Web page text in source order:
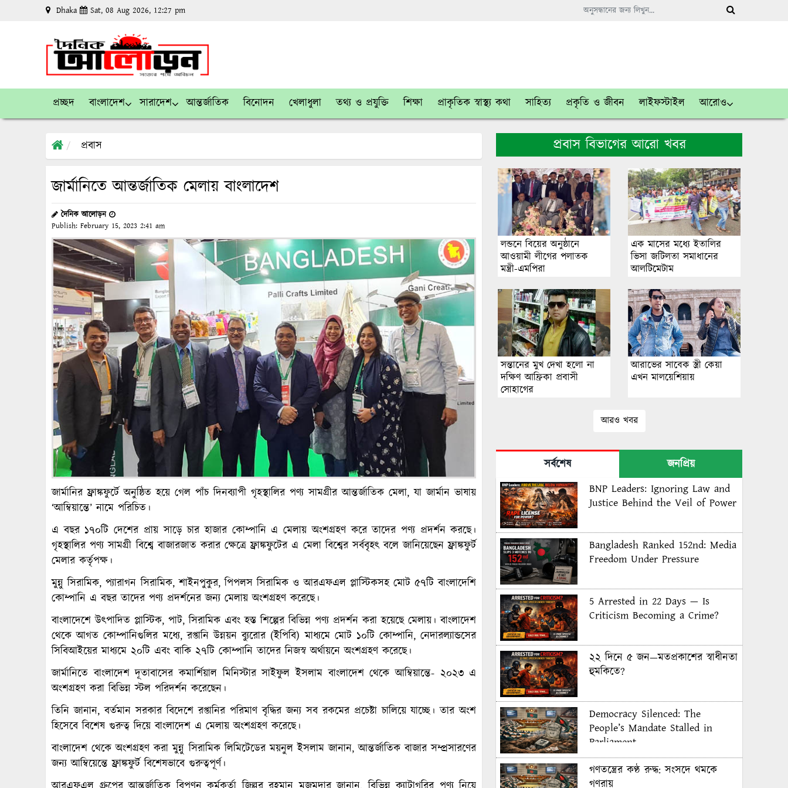
Dhaka Sat, 08 Aug 2026, 12:27 pm
প্রচ্ছদ বাংলাদেশ সারাদেশ আন্তর্জাতিক বিনোদন খেলাধুলা তথ্য ও প্রযুক্তি শিক্ষা প্রাকৃতিক স্বাস্থ্য কথা সাহিত্য প্রকৃতি ও জীবন লাইফস্টাইল আরোও
প্রবাস
জার্মানিতে আন্তর্জাতিক মেলায় বাংলাদেশ
দৈনিক আলোড়ন
Publish: February 15, 2023 2:41 am
জার্মানির ফ্রাঙ্কফুর্টে অনুষ্ঠিত হয়ে গেল পাঁচ দিনব্যাপী গৃহস্থালির পণ্য সামগ্রীর আন্তর্জাতিক মেলা, যা জার্মান ভাষায়
‘আম্বিয়ান্তে’ নামে পরিচিত।
এ বছর ১৭০টি দেশের প্রায় সাড়ে চার হাজার কোম্পানি এ মেলায় অংশগ্রহণ করে তাদের পণ্য প্রদর্শন করছে।
গৃহস্থালির পণ্য সামগ্রী বিশ্বে বাজারজাত করার ক্ষেত্রে ফ্রাঙ্কফুটের এ মেলা বিশ্বের সর্ববৃহৎ বলে জানিয়েছেন ফ্রাঙ্কফুর্ট
মেলার কর্তৃপক্ষ।
মুন্নু সিরামিক, প্যারাগন সিরামিক, শাইনপুকুর, পিপলস সিরামিক ও আরএফএল প্লাস্টিকসহ মোট ৫৭টি বাংলাদেশি
কোম্পানি এ বছর তাদের পণ্য প্রদর্শনের জন্য মেলায় অংশগ্রহণ করেছে।
বাংলাদেশে উৎপাদিত প্লাস্টিক, পাট, সিরামিক এবং হস্ত শিল্পের বিভিন্ন পণ্য প্রদর্শন করা হয়েছে মেলায়। বাংলাদেশ
থেকে আগত কোম্পানিগুলির মধ্যে, রপ্তানি উন্নয়ন ব্যুরোর (ইপিবি) মাধ্যমে মোট ১০টি কোম্পানি, নেদারল্যান্ডসের
সিবিআইয়ের মাধ্যমে ২০টি এবং বাকি ২৭টি কোম্পানি তাদের নিজস্ব অর্থায়নে অংশগ্রহণ করেছে।
জার্মানিতে বাংলাদেশ দূতাবাসের কমার্শিয়াল মিনিস্টার সাইফুল ইসলাম বাংলাদেশ থেকে আম্বিয়ান্তে- ২০২৩ এ
অংশগ্রহণ করা বিভিন্ন স্টল পরিদর্শন করেছেন।
তিনি জানান, বর্তমান সরকার বিদেশে রপ্তানির পরিমাণ বৃদ্ধির জন্য সব রকমের প্রচেষ্টা চালিয়ে যাচ্ছে। তার অংশ
হিসেবে বিশেষ গুরুত্ব দিয়ে বাংলাদেশ এ মেলায় অংশগ্রহণ করেছে।
বাংলাদেশ থেকে অংশগ্রহণ করা মুন্নু সিরামিক লিমিটেডের ময়নুল ইসলাম জানান, আন্তর্জাতিক বাজার সম্প্রসারণের
জন্য আম্বিয়েন্তে ফ্রাঙ্কফুর্ট বিশেষভাবে গুরুত্বপূর্ণ।
প্রবাস বিভাগের আরো খবর
লন্ডনে বিয়ের অনুষ্ঠানে
আওয়ামী লীগের পলাতক
মন্ত্রী-এমপিরা
এক মাসের মধ্যে ইতালির
ভিসা জটিলতা সমাধানের
আলটিমেটাম
সন্তানের মুখ দেখা হলো না
দক্ষিণ আফ্রিকা প্রবাসী
সোহাগের
আরাভের সাবেক স্ত্রী কেয়া
এখন মালয়েশিয়ায়
আরও খবর
সর্বশেষ
জনপ্রিয়
BNP Leaders: Ignoring Law and
Justice Behind the Veil of Power
Bangladesh Ranked 152nd: Media
Freedom Under Pressure
5 Arrested in 22 Days — Is
Criticism Becoming a Crime?
২২ দিনে ৫ জন—মতপ্রকাশের স্বাধীনতা
হুমকিতে?
Democracy Silenced: The
People’s Mandate Stalled in
Parliament
গণতন্ত্রের কণ্ঠ রুদ্ধ: সংসদে থমকে
গণরায়